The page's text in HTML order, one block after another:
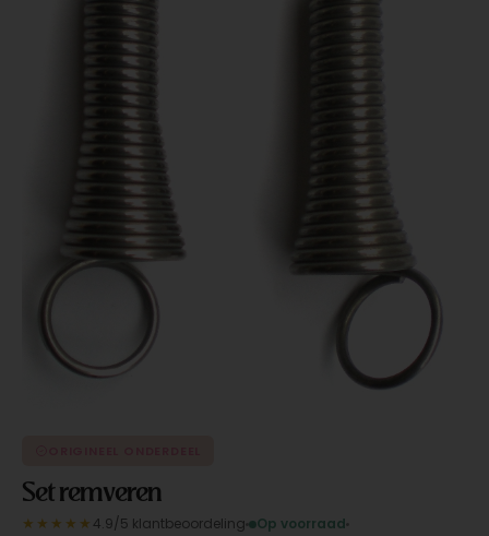
Set remveren
★★★★★ 4.9/5 klantbeoordeling
Op voorraad